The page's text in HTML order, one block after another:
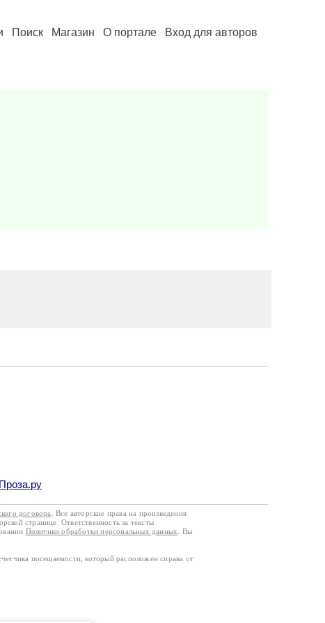
Поиск Магазин О портале Вход для авторов
Проза.ру
договора
. Все авторские права на произведения
странице. Ответственность за тексты
Политики обработки персональных данных
. Вы
посещаемости, который расположен справа от